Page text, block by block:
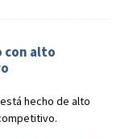
con alto
hecho de alto